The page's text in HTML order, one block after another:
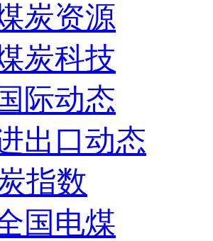
炭资源
炭科技
国际动态
出口动态
指数
国电煤